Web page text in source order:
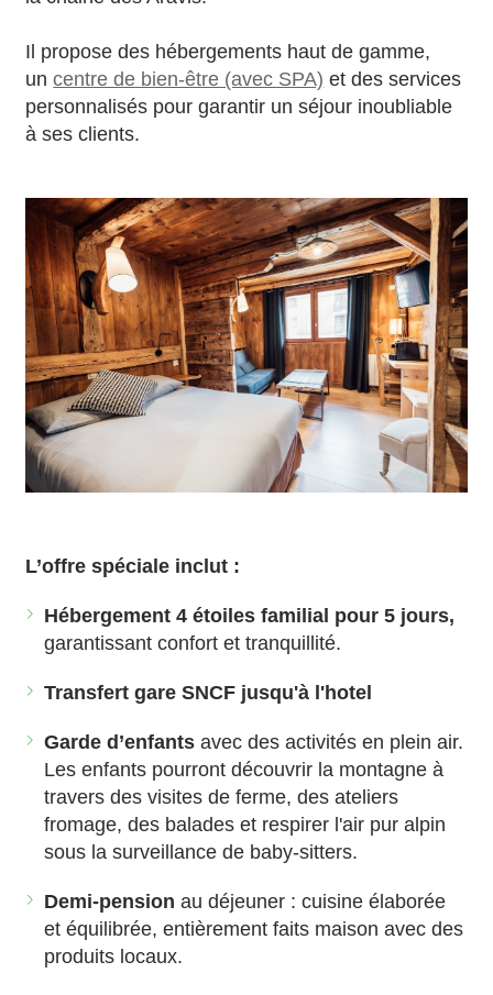
Il propose des hébergements haut de gamme,
uncentre de bien-être (avec SPA) et des services
personnalisés pour garantir un séjour inoubliable
à ses clients.
L’offre spéciale inclut :
Hébergement 4 étoiles familial pour 5 jours,
garantissant confort et tranquillité.
Transfert gare SNCF jusqu'à l'hotel
Garde d’enfants avec des activités en plein air.
Les enfants pourront découvrir la montagne à
travers des visites de ferme, des ateliers
fromage, des balades et respirer l'air pur alpin
sous la surveillance de baby-sitters.
Demi-pension au déjeuner : cuisine élaborée
et équilibrée, entièrement faits maison avec des
produits locaux.